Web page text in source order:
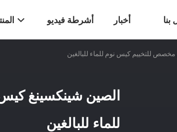
أشرطة فيديو أخبار بنا
للتخييم كيس نوم للماء للبالغين
الصين شينكسينغ
للماء للبالغين